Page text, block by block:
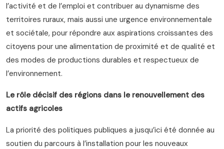
l’activité et de l’emploi et contribuer au dynamisme des
territoires ruraux, mais aussi une urgence environnementale
et sociétale, pour répondre aux aspirations croissantes des
citoyens pour une alimentation de proximité et de qualité et
des modes de productions durables et respectueux de
l’environnement.
Le rôle décisif des régions dans le renouvellement des
actifs agricoles
La priorité des politiques publiques a jusqu’ici été donnée au
soutien du parcours à l’installation pour les nouveaux